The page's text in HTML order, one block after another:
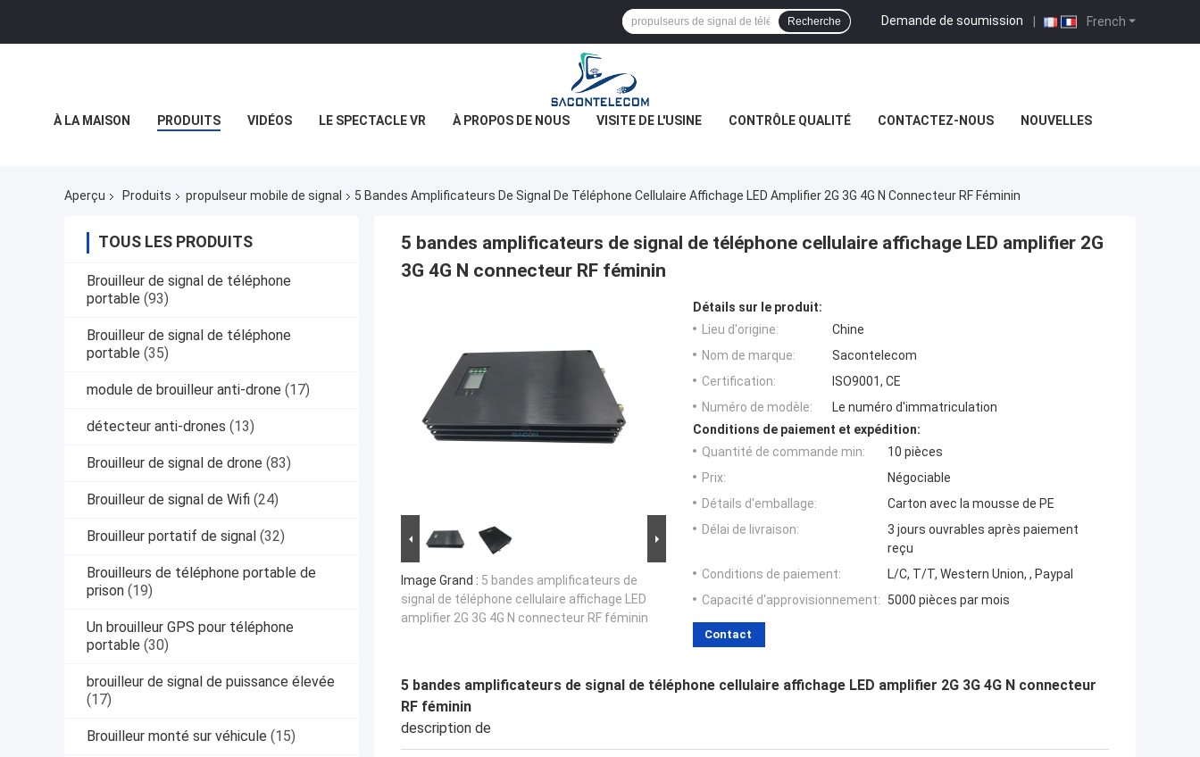
French
Demande de soumission |
Recherche
À LA MAISON PRODUITS VIDÉOS LE SPECTACLE VR À PROPOS DE NOUS VISITE DE L'USINE CONTRÔLE QUALITÉ CONTACTEZ-NOUS NOUVELLES
Aperçu Produits propulseur mobile de signal 5 Bandes Amplificateurs De Signal De Téléphone Cellulaire Affichage LED Amplifier 2G 3G 4G N Connecteur RF Féminin
TOUS LES PRODUITS
Brouilleur de signal de téléphone
portable (93)
Brouilleur de signal de téléphone
portable (35)
module de brouilleur anti-drone (17)
détecteur anti-drones (13)
Brouilleur de signal de drone (83)
Brouilleur de signal de Wifi (24)
Brouilleur portatif de signal (32)
Brouilleurs de téléphone portable de
prison (19)
Un brouilleur GPS pour téléphone
portable (30)
brouilleur de signal de puissance élevée
(17)
Brouilleur monté sur véhicule (15)
5 bandes amplificateurs de signal de téléphone cellulaire affichage LED amplifier 2G
3G 4G N connecteur RF féminin
Image Grand : 5 bandes amplificateurs de
signal de téléphone cellulaire affichage LED
amplifier 2G 3G 4G N connecteur RF féminin
Détails sur le produit:
Lieu d'origine:
Chine
Nom de marque:
Sacontelecom
Certification:
ISO9001, CE
Numéro de modèle:
Le numéro d'immatriculation
Conditions de paiement et expédition:
Quantité de commande min:
10 pièces
Prix:
Négociable
Détails d'emballage:
Carton avec la mousse de PE
Délai de livraison:
3 jours ouvrables après paiement
reçu
Conditions de paiement:
L/C, T/T, Western Union, , Paypal
Capacité d'approvisionnement:
5000 pièces par mois
Contact
5 bandes amplificateurs de signal de téléphone cellulaire affichage LED amplifier 2G 3G 4G N connecteur
RF féminin
description de